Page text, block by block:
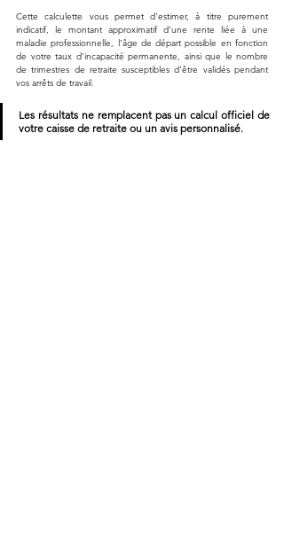
Cette calculette vous permet d’estimer, à titre purement
indicatif, le montant approximatif d’une rente liée à une
maladie professionnelle, l’âge de départ possible en fonction
de votre taux d’incapacité permanente, ainsi que le nombre
de trimestres de retraite susceptibles d’être validés pendant
vos arrêts de travail.
Les résultats ne remplacent pas un calcul officiel de
votre caisse de retraite ou un avis personnalisé.